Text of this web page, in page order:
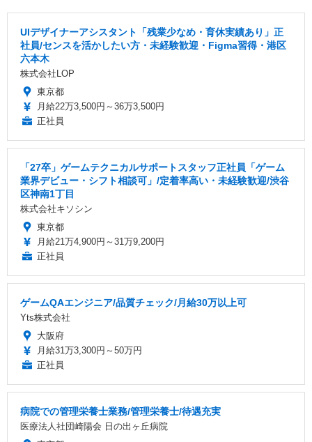
UIデザイナーアシスタント「残業少なめ・育休実績あり」正
社員/センスを活かしたい方・未経験歓迎・Figma習得・港区
六本木
株式会社LOP
東京都
月給22万3,500円～36万3,500円
正社員
「27卒」ゲームテクニカルサポートスタッフ正社員「ゲーム
業界デビュー・シフト相談可」/定着率高い・未経験歓迎/渋谷
区神南1丁目
株式会社キソシン
東京都
月給21万4,900円～31万9,200円
正社員
ゲームQAエンジニア/品質チェック/月給30万以上可
Yts株式会社
大阪府
月給31万3,300円～50万円
正社員
病院での管理栄養士業務/管理栄養士/待遇充実
医療法人社団崎陽会 日の出ヶ丘病院